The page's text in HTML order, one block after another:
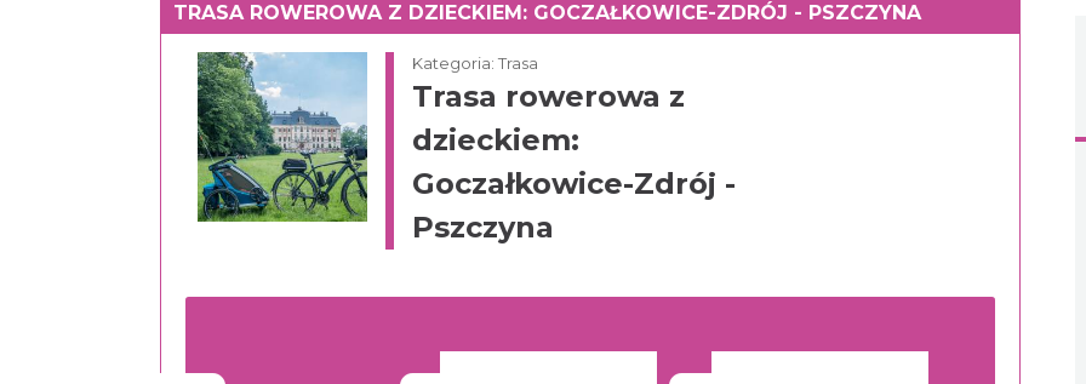
TRASA ROWEROWA Z DZIECKIEM: GOCZAŁKOWICE-ZDRÓJ - PSZCZYNA
Kategoria: Trasa
Trasa rowerowa z
dzieckiem:
Goczałkowice-Zdrój -
Pszczyna